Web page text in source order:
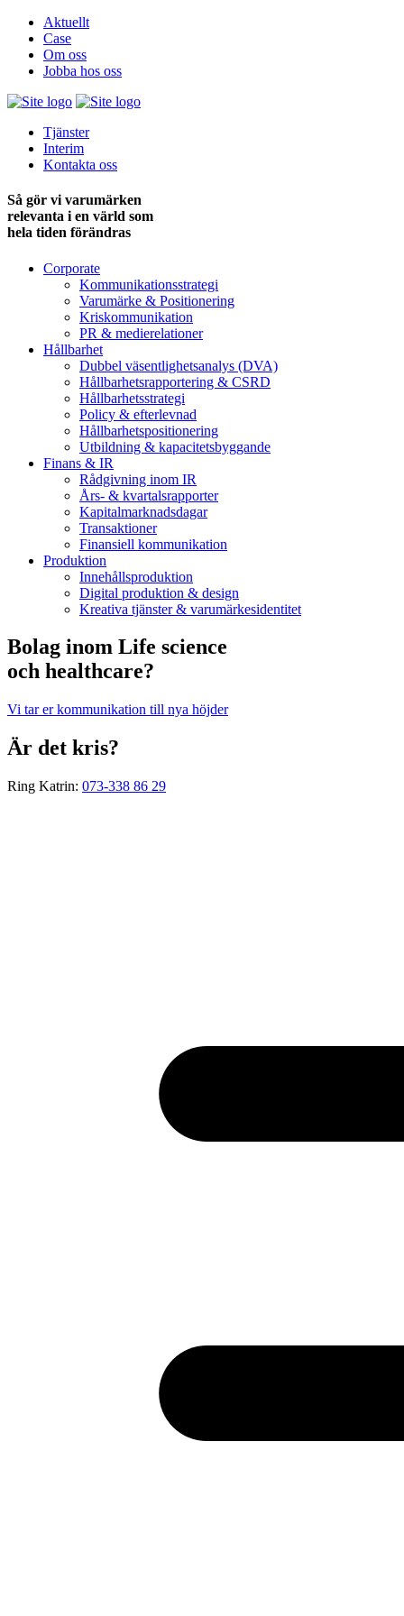
Aktuellt
Case
Om oss
Jobba hos oss
Tjänster
Interim
Kontakta oss
Så gör vi varumärken
relevanta i en värld som
hela tiden förändras
Corporate
Kommunikationsstrategi
Varumärke & Positionering
Kriskommunikation
PR & medie­relationer
Hållbarhet
Dubbel väsentlighets­analys (DVA)
Hållbarhets­rapportering & CSRD
Hållbarhets­strategi
Policy & efterlevnad
Hållbarhets­positionering
Utbildning & kapacitetsbyggande
Finans & IR
Rådgivning inom IR
Års- & kvartalsrapporter
Kapitalmarknadsdagar
Transaktioner
Finansiell kommunikation
Produktion
Innehållsproduktion
Digital produktion & design
Kreativa tjänster & varumärkesidentitet
Bolag inom Life science
och healthcare?
Vi tar er kommunikation till nya höjder
Är det kris?
Ring Katrin: 073-338 86 29